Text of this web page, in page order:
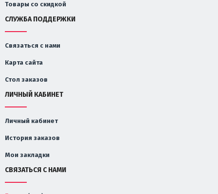
Товары со скидкой
СЛУЖБА ПОДДЕРЖКИ
Связаться с нами
Карта сайта
Стол заказов
ЛИЧНЫЙ КАБИНЕТ
Личный кабинет
История заказов
Мои закладки
СВЯЗАТЬСЯ С НАМИ